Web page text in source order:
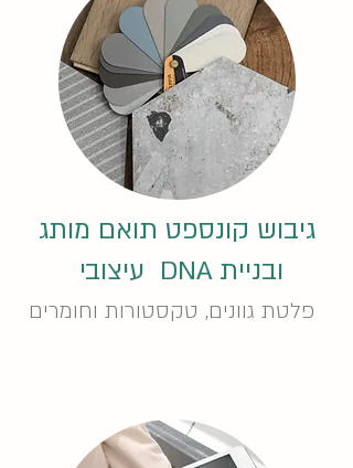
גיבוש קונספט תואם מותג
ובניית DNA עיצובי
פלטת גוונים, טקסטורות וחומרים